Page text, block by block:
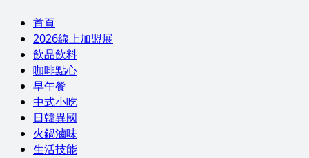
首頁
2026線上加盟展
飲品飲料
咖啡點心
早午餐
中式小吃
日韓異國
火鍋滷味
生活技能